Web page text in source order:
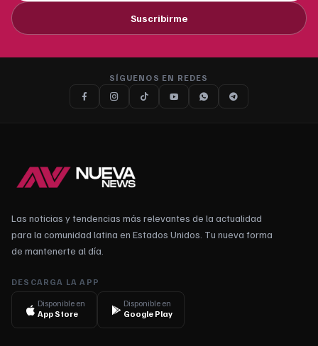
Suscribirme
SÍGUENOS EN REDES
Las noticias y tendencias más relevantes de la actualidad
para la comunidad latina en Estados Unidos. Tu nueva forma
de mantenerte al día.
DESCARGA LA APP
Disponible en
App Store
Disponible en
Google Play